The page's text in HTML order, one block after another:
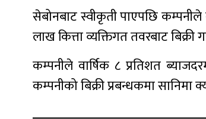
सेबोनबाट स्वीकृती पाएपछि
लाख कित्ता व्यक्तिगत तवरबाट बिक्री
कम्पनीले वार्षिक ८ प्रतिशत
कम्पनीको बिक्री प्रबन्धकमा सानिमा